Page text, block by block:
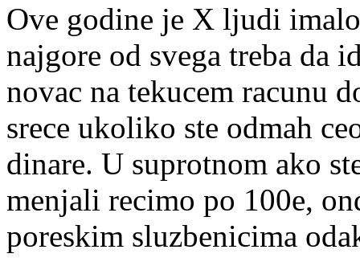
Ove godine je X ljudi
najgore od svega treba da
novac na tekucem racunu
srece ukoliko ste odmah
dinare. U suprotnom ako
menjali recimo po 100e,
poreskim sluzbenicima